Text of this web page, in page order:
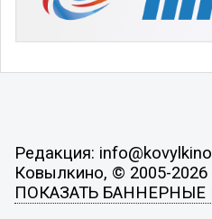
Редакция:
Ковылкино, © 2005-2026
ПОКАЗАТЬ БАННЕРНЫЕ